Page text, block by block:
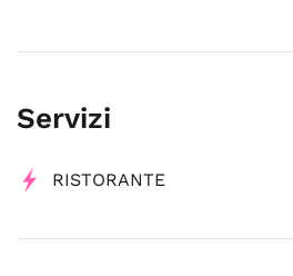
Servizi
RISTORANTE